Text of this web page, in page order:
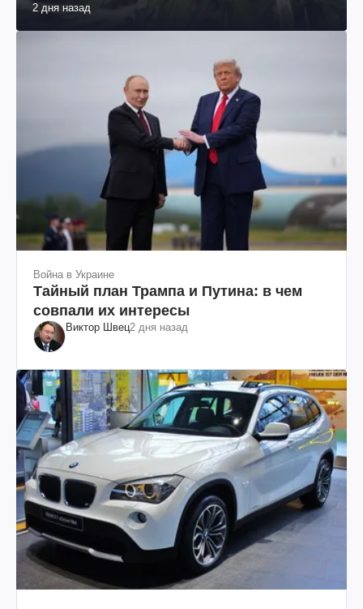
2 дня назад
Война в Украине
Тайный план Трампа и Путина: в чем
совпали их интересы
Виктор Швец2 дня назад